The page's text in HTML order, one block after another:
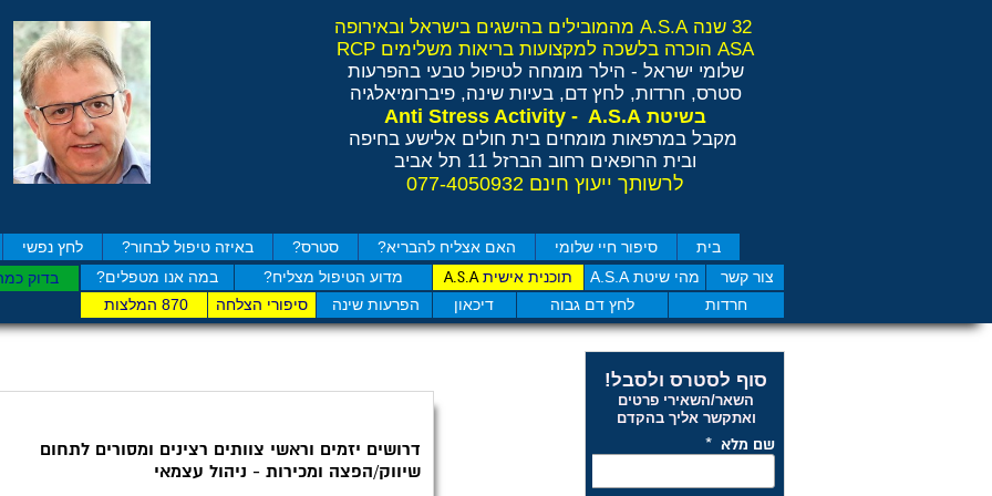
סוף לסטרס ולסבל!
השאר/השאירי פרטים
ואתקשר אליך בהקדם
בית סיפור חיי שלומי האם אצליח להבריא? סטרס? באיזה טיפול לבחור?
לחץ נפשי
צור קשר
מהי שיטת A.S.A תוכנית אישיתA.S.A
חרדות
לחץ דם גבוה דיכאון
מדוע הטיפול מצליח?
במה אנו מטפלים?
הפרעות שינה
סיפורי הצלחה 870 המלצות
בדוק
32 שנה A.S.A מהמובילים בהישגים בישראל ובאירופה
ASA הוכרה בלשכה למקצועות בריאות משלימים RCP
שלומי ישראל - הילר מומחה לטיפול טבעי בהפרעות
סטרס, חרדות, לחץ דם, בעיות שינה, פיברומיאלגיה
בשיטתAnti Stress Activity - A.S.A
מקבל במרפאות מומחים בית חולים אלישע בחיפה
ובית הרופאים רחוב הברזל 11 תל אביב
לרשותך ייעוץ חינם 077-4050932
דרושים יזמים וראשי צוותים רצינים ומסורים לתחום
שיווק/הפצה ומכירות - ניהול עצמאי